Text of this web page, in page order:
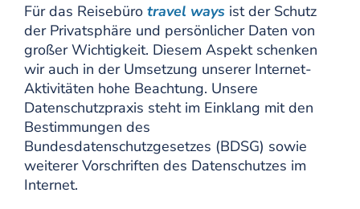
Für das Reisebüro travel ways ist der Schutz
der Privatsphäre und persönlicher Daten von
großer Wichtigkeit. Diesem Aspekt schenken
wir auch in der Umsetzung unserer Internet-
Aktivitäten hohe Beachtung. Unsere
Datenschutzpraxis steht im Einklang mit den
Bestimmungen des
Bundesdatenschutzgesetzes (BDSG) sowie
weiterer Vorschriften des Datenschutzes im
Internet.